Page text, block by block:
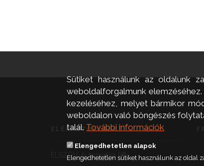
ELÉRHETŐSÉGEK
ELSZÖV-Automatika Kft.
Sütiket használunk az oldalunk
weboldalforgalmunk
kezeléséhez, melyet bármikor
weboldalon való böngészés
talál. További információk
Elengedhetetlen alapok
Elengedhetetlen sütiket használunk az oldal